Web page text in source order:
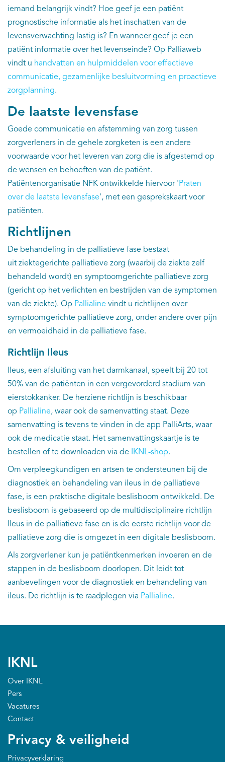
iemand belangrijk vindt? Hoe geef je een patiënt
prognostische informatie als het inschatten van de
levensverwachting lastig is? En wanneer geef je een
patiënt informatie over het levenseinde? Op Palliaweb
vindt u handvatten en hulpmiddelen voor effectieve
communicatie, gezamenlijke besluitvorming en proactieve
zorgplanning.
De laatste levensfase
Goede communicatie en afstemming van zorg tussen
zorgverleners in de gehele zorgketen is een andere
voorwaarde voor het leveren van zorg die is afgestemd op
de wensen en behoeften van de patiënt.
Patiëntenorganisatie NFK ontwikkelde hiervoor 'Praten
over de laatste levensfase', met een gesprekskaart voor
patiënten.
Richtlijnen
De behandeling in de palliatieve fase bestaat
uit ziektegerichte palliatieve zorg (waarbij de ziekte zelf
behandeld wordt) en symptoomgerichte palliatieve zorg
(gericht op het verlichten en bestrijden van de symptomen
van de ziekte). Op Pallialine vindt u richtlijnen over
symptoomgerichte palliatieve zorg, onder andere over pijn
en vermoeidheid in de palliatieve fase.
Richtlijn Ileus
Ileus, een afsluiting van het darmkanaal, speelt bij 20 tot
50% van de patiënten in een vergevorderd stadium van
eierstokkanker. De herziene richtlijn is beschikbaar
op Pallialine, waar ook de samenvatting staat. Deze
samenvatting is tevens te vinden in de app PalliArts, waar
ook de medicatie staat. Het samenvattingskaartje is te
bestellen of te downloaden via de
IKNL-shop.
Om verpleegkundigen en artsen te ondersteunen bij de
diagnostiek en behandeling van ileus in de palliatieve
fase, is een praktische digitale beslisboom ontwikkeld. De
beslisboom is gebaseerd op de multidisciplinaire richtlijn
Ileus in de palliatieve fase en is de eerste richtlijn voor de
palliatieve zorg die is omgezet in een digitale beslisboom.
Als zorgverlener kun je patiëntkenmerken invoeren en de
stappen in de beslisboom doorlopen. Dit leidt tot
aanbevelingen voor de diagnostiek en behandeling van
ileus. De richtlijn is te raadplegen via Pallialine.
IKNL
Over IKNL
Pers
Vacatures
Contact
Privacy & veiligheid
Privacyverklaring